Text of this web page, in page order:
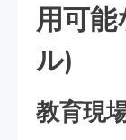
用可
ル)
教育現